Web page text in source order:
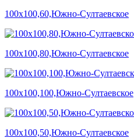
100х100,60,Южно-Султаевское
100х100,80,Южно-Султаевское
100х100,100,Южно-Султаевское
100х100,50,Южно-Султаевское